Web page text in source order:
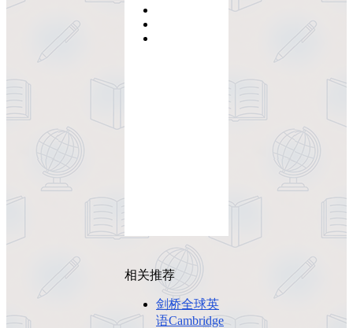
相关推荐
剑桥全球英
语Cambridge